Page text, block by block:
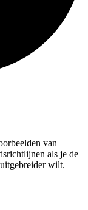
van
als je de
wilt.